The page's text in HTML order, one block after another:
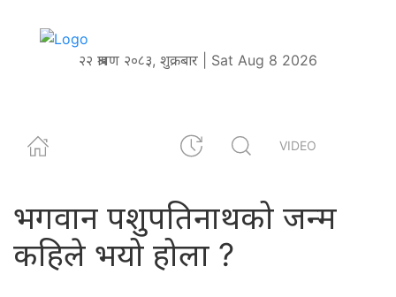
२२ श्रावण २०८३, शुक्रबार | Sat Aug 8 2026
VIDEO
भगवान पशुपतिनाथको जन्म
कहिले भयो होला ?